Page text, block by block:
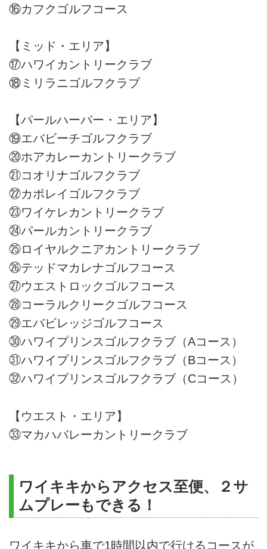
⑯カフクゴルフコース
【ミッド・エリア】
⑰ハワイカントリークラブ
⑱ミリラニゴルフクラブ
【パールハーバー・エリア】
⑲エバビーチゴルフクラブ
⑳ホアカレーカントリークラブ
㉑コオリナゴルフクラブ
㉒カポレイゴルフクラブ
㉓ワイケレカントリークラブ
㉔パールカントリークラブ
㉕ロイヤルクニアカントリークラブ
㉖テッドマカレナゴルフコース
㉗ウエストロックゴルフコース
㉘コーラルクリークゴルフコース
㉙エバビレッジゴルフコース
㉚ハワイプリンスゴルフクラブ（Aコース）
㉛ハワイプリンスゴルフクラブ（Bコース）
㉜ハワイプリンスゴルフクラブ（Cコース）
【ウエスト・エリア】
㉝マカハバレーカントリークラブ
ワイキキからアクセス至便、２サ
ムプレーもできる！
ワイキキから車で1時間以内で行けるコースが